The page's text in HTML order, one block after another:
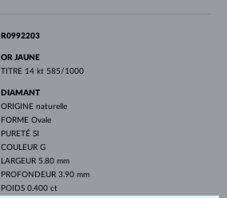
R0992203
OR JAUNE
TITRE 14 kt 585/1000
DIAMANT
ORIGINE naturelle
FORME Ovale
PURETÉ SI
COULEUR G
LARGEUR 5.80 mm
PROFONDEUR 3.90 mm
POIDS 0.400 ct